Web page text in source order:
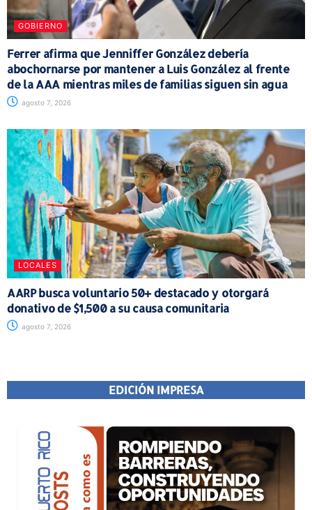
GOBIERNO
Ferrer afirma que Jenniffer González debería
abochornarse por mantener a Luis González al frente
de la AAA mientras miles de familias siguen sin agua
agosto 7, 2026
LOCALES
AARP busca voluntario 50+ destacado y otorgará
donativo de $1,500 a su causa comunitaria
agosto 7, 2026
EDICIÓN IMPRESA